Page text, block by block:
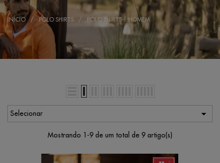
INÍCIO POLO SHIRTS POLO SHIRTS | HOMEM
Selecionar 
Mostrando 1-9 de um total de 9 artigo(s)